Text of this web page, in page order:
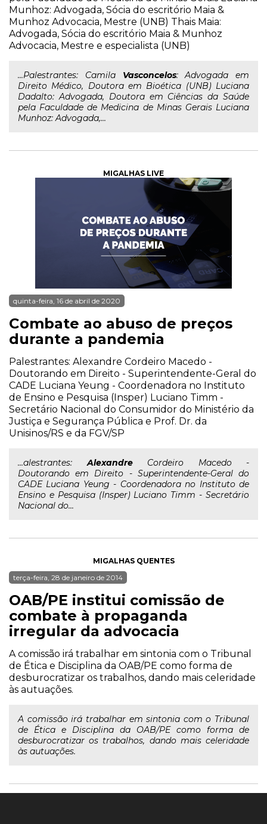
Munhoz: Advogada, Sócia do escritório Maia &
Munhoz Advocacia, Mestre (UNB) Thais Maia:
Advogada, Sócia do escritório Maia & Munhoz
Advocacia, Mestre e especialista (UNB)
...Palestrantes: Camila Vasconcelos: Advogada em
Direito Médico, Doutora em Bioética (UNB) Luciana
Dadalto: Advogada, Doutora em Ciências da Saúde
pela Faculdade de Medicina de Minas Gerais Luciana
Munhoz: Advogada,...
MIGALHAS LIVE
quinta-feira, 16 de abril de 2020
Combate ao abuso de preços
durante a pandemia
Palestrantes: Alexandre Cordeiro Macedo -
Doutorando em Direito - Superintendente-Geral do
CADE Luciana Yeung - Coordenadora no Instituto
de Ensino e Pesquisa (Insper) Luciano Timm -
Secretário Nacional do Consumidor do Ministério da
Justiça e Segurança Pública e Prof. Dr. da
Unisinos/RS e da FGV/SP
...alestrantes:AlexandreCordeiro Macedo -
Doutorando em Direito - Superintendente-Geral do
CADE Luciana Yeung - Coordenadora no Instituto de
Ensino e Pesquisa (Insper) Luciano Timm - Secretário
Nacional do...
MIGALHAS QUENTES
terça-feira, 28 de janeiro de 2014
OAB/PE institui comissão de
combate à propaganda
irregular da advocacia
A comissão irá trabalhar em sintonia com o Tribunal
de Ética e Disciplina da OAB/PE como forma de
desburocratizar os trabalhos, dando mais celeridade
às autuações.
A comissão irá trabalhar em sintonia com o Tribunal
de Ética e Disciplina da OAB/PE como forma de
desburocratizar os trabalhos, dando mais celeridade
às autuações.